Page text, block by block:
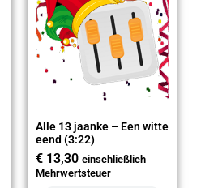
Alle 13 jaanke – Een witte
eend (3:22)
€ 13,30 einschließlich
Mehrwertsteuer